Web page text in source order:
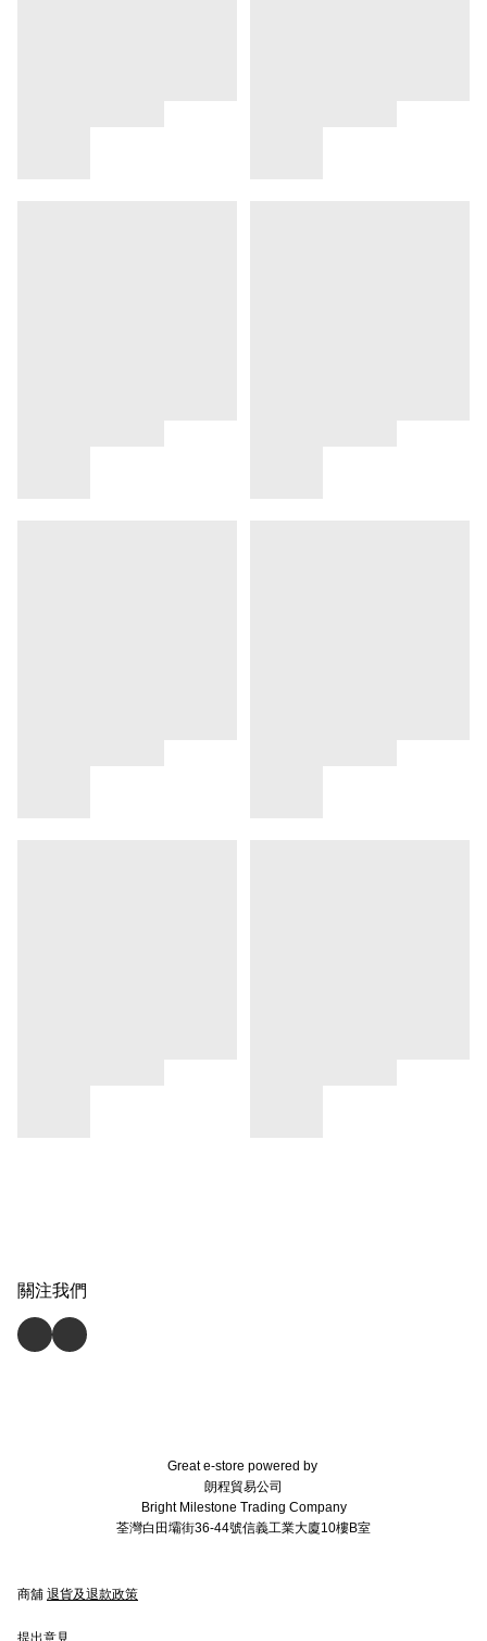
關注我們
Great e-store powered by
朗程貿易公司
Bright Milestone Trading Company
荃灣白田壩街36-44號信義工業大廈10樓B室
商舖 退貨及退款政策